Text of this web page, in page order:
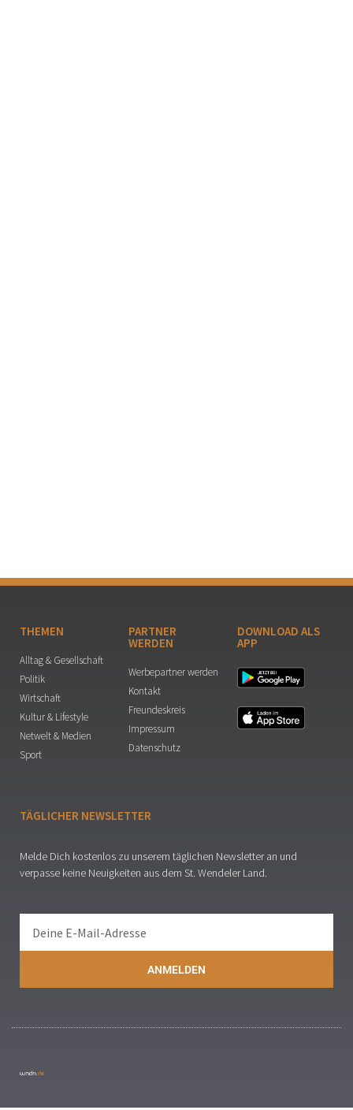
THEMEN
Alltag & Gesellschaft
Politik
Wirtschaft
Kultur & Lifestyle
Netwelt & Medien
Sport
PARTNER
WERDEN
Werbepartner werden
Kontakt
Freundeskreis
Impressum
Datenschutz
DOWNLOAD ALS
APP
TÄGLICHER NEWSLETTER
Melde Dich kostenlos zu unserem täglichen Newsletter an und
verpasse keine Neuigkeiten aus dem St. Wendeler Land.
ANMELDEN